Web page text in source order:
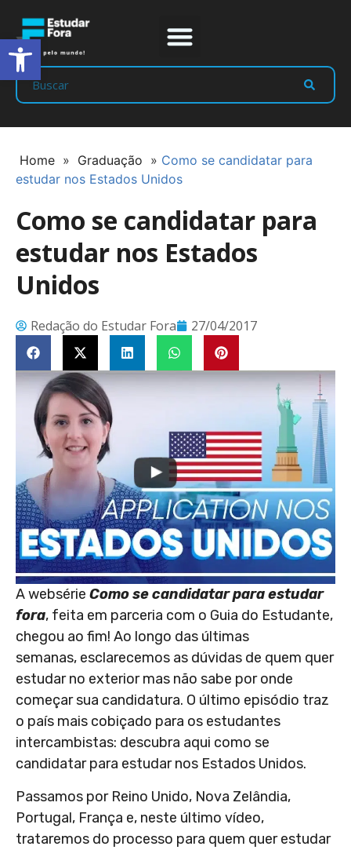
Home » Graduação » Como se candidatar para
estudar nos Estados Unidos
Como se candidatar para
estudar nos Estados
Unidos
Redação do Estudar Fora 27/04/2017
A websérie Como se candidatar para estudar
fora, feita em parceria com o Guia do Estudante,
chegou ao fim! Ao longo das últimas
semanas, esclarecemos as dúvidas de quem quer
estudar no exterior mas não sabe por onde
começar sua candidatura. O último episódio traz
o país mais cobiçado para os estudantes
intercambistas: descubra aqui como se
candidatar para estudar nos Estados Unidos.
Passamos por Reino Unido, Nova Zelândia,
Portugal, França e, neste último vídeo,
trataremos do processo para quem quer estudar
Abrir a barra de ferramentas